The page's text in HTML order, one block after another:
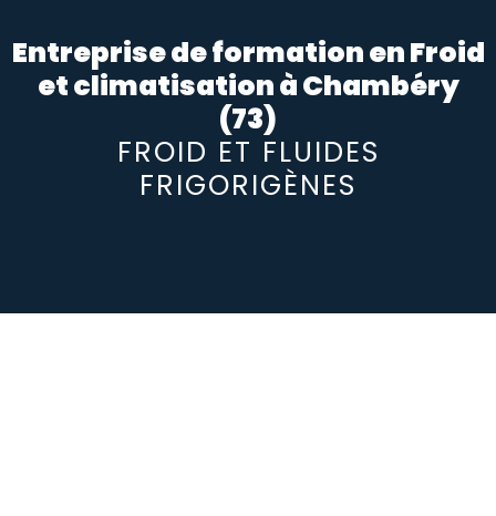
Entreprise de formation en Froid
et climatisation à Chambéry
(73)
FROID ET FLUIDES
FRIGORIGÈNES